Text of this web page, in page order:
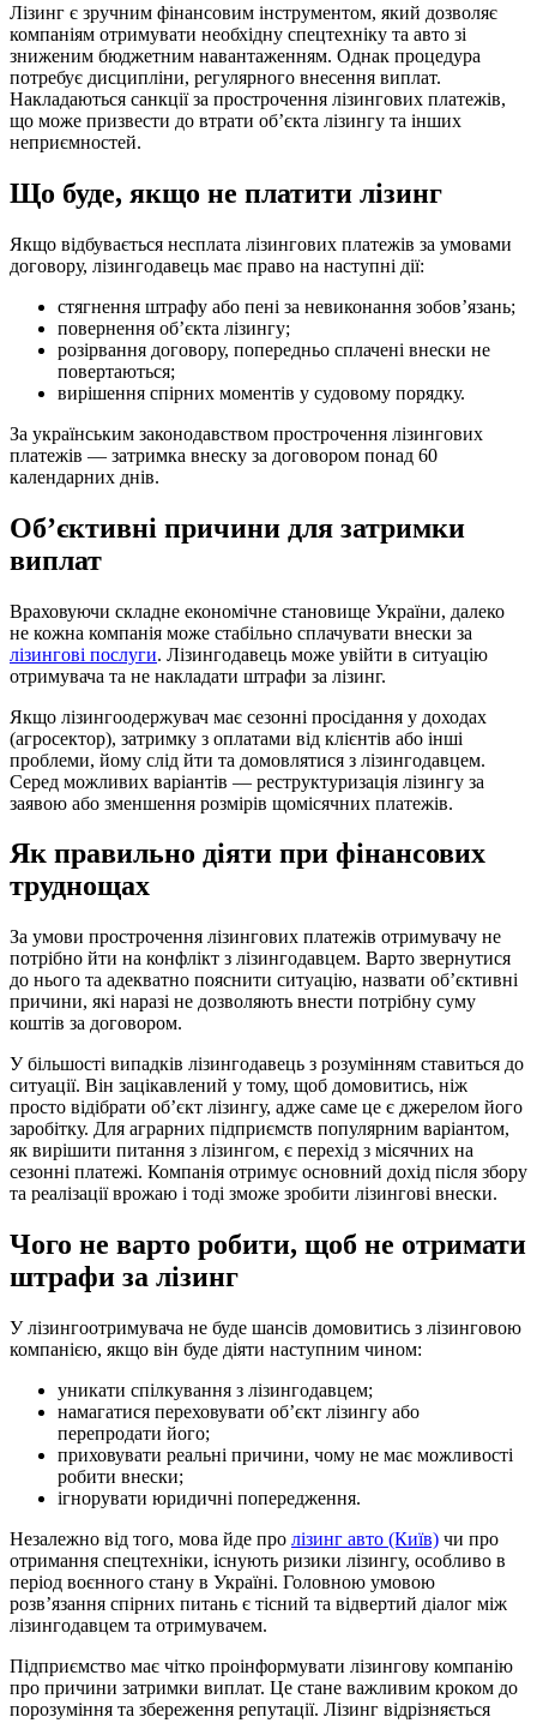
Лізинг є зручним фінансовим інструментом, який дозволяє
компаніям отримувати необхідну спецтехніку та авто зі
зниженим бюджетним навантаженням. Однак процедура
потребує дисципліни, регулярного внесення виплат.
Накладаються санкції за прострочення лізингових платежів,
що може призвести до втрати об’єкта лізингу та інших
неприємностей.
Що буде, якщо не платити лізинг
Якщо відбувається несплата лізингових платежів за умовами
договору, лізингодавець має право на наступні дії:
стягнення штрафу або пені за невиконання зобов’язань;
повернення об’єкта лізингу;
розірвання договору, попередньо сплачені внески не
повертаються;
вирішення спірних моментів у судовому порядку.
За українським законодавством прострочення лізингових
платежів — затримка внеску за договором понад 60
календарних днів.
Об’єктивні причини для затримки
виплат
Враховуючи складне економічне становище України, далеко
не кожна компанія може стабільно сплачувати внески за
лізингові послуги. Лізингодавець може увійти в ситуацію
отримувача та не накладати штрафи за лізинг.
Якщо лізингоодержувач має сезонні просідання у доходах
(агросектор), затримку з оплатами від клієнтів або інші
проблеми, йому слід йти та домовлятися з лізингодавцем.
Серед можливих варіантів — реструктуризація лізингу за
заявою або зменшення розмірів щомісячних платежів.
Як правильно діяти при фінансових
труднощах
За умови прострочення лізингових платежів отримувачу не
потрібно йти на конфлікт з лізингодавцем. Варто звернутися
до нього та адекватно пояснити ситуацію, назвати об’єктивні
причини, які наразі не дозволяють внести потрібну суму
коштів за договором.
У більшості випадків лізингодавець з розумінням ставиться до
ситуації. Він зацікавлений у тому, щоб домовитись, ніж
просто відібрати об’єкт лізингу, адже саме це є джерелом його
заробітку. Для аграрних підприємств популярним варіантом,
як вирішити питання з лізингом, є перехід з місячних на
сезонні платежі. Компанія отримує основний дохід після збору
та реалізації врожаю і тоді зможе зробити лізингові внески.
Чого не варто робити, щоб не отримати
штрафи за лізинг
У лізингоотримувача не буде шансів домовитись з лізинговою
компанією, якщо він буде діяти наступним чином:
уникати спілкування з лізингодавцем;
намагатися переховувати об’єкт лізингу або
перепродати його;
приховувати реальні причини, чому не має можливості
робити внески;
ігнорувати юридичні попередження.
Незалежно від того, мова йде про лізинг авто (Київ) чи про
отримання спецтехніки, існують ризики лізингу, особливо в
період воєнного стану в Україні. Головною умовою
розв’язання спірних питань є тісний та відвертий діалог між
лізингодавцем та отримувачем.
Підприємство має чітко проінформувати лізингову компанію
про причини затримки виплат. Це стане важливим кроком до
порозуміння та збереження репутації. Лізинг відрізняється